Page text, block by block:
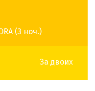
(3 ноч.)
За двоих